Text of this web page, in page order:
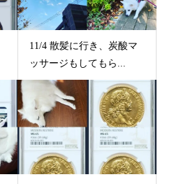
11/4 散髪に行き、炭酸マ
ッサージもしてもら...